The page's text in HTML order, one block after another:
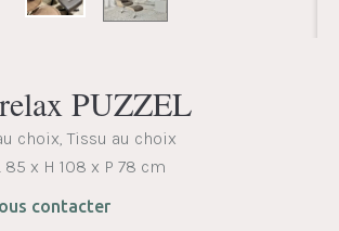
PUZZEL
choix, Tissu au choix
85 x H 108 x P 78 cm
contacter